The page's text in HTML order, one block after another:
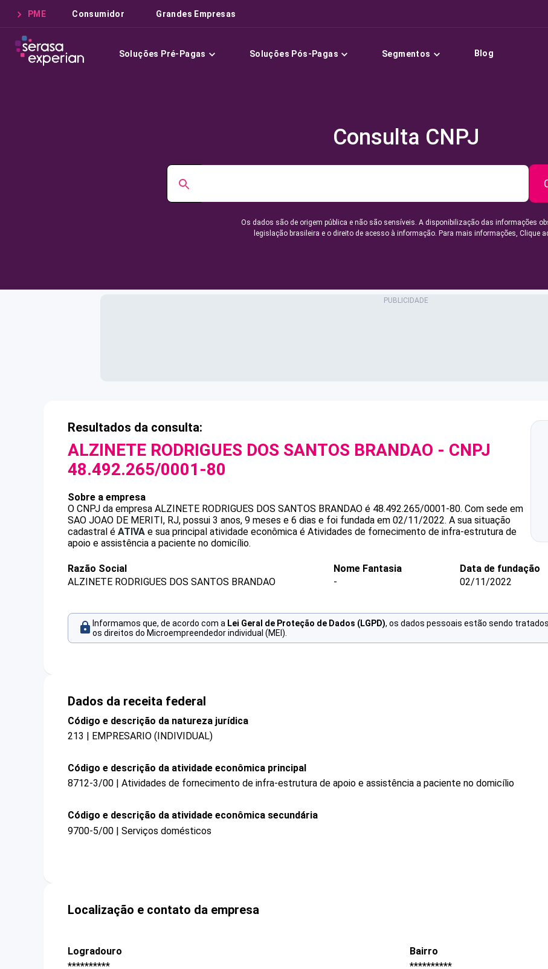
PME Consumidor Grandes Empresas
Soluções Pré-Pagas Soluções Pós-Pagas Segmentos Blog
Consulta CNPJ
Os dados são de origem pública e não são sensíveis. A disponibilização das informações
legislação brasileira e o direito de acesso à informação. Para mais informações, Clique
Resultados da consulta:
ALZINETE RODRIGUES DOS SANTOS BRANDAO - CNPJ
48.492.265/0001-80
Sobre a empresa
O CNPJ da empresa ALZINETE RODRIGUES DOS SANTOS BRANDAO é 48.492.265/0001-80. Com sede em
SAO JOAO DE MERITI, RJ, possui 3 anos, 9 meses e 6 dias e foi fundada em 02/11/2022. A sua situação
cadastral é ATIVA e sua principal atividade econômica é Atividades de fornecimento de infra-estrutura de
apoio e assistência a paciente no domicílio.
Razão Social
ALZINETE RODRIGUES DOS SANTOS BRANDAO
Nome Fantasia
-
Data de fundação
02/11/2022
Informamos que, de acordo com a Lei Geral de Proteção de Dados (LGPD), os dados pessoais estão sendo
os direitos do Microempreendedor individual (MEI).
Dados da receita federal
Código e descrição da natureza jurídica
213 | EMPRESARIO (INDIVIDUAL)
Código e descrição da atividade econômica principal
8712-3/00 | Atividades de fornecimento de infra-estrutura de apoio e assistência a paciente no domicílio
Código e descrição da atividade econômica secundária
9700-5/00 | Serviços domésticos
Localização e contato da empresa
Logradouro
**********
Bairro
**********